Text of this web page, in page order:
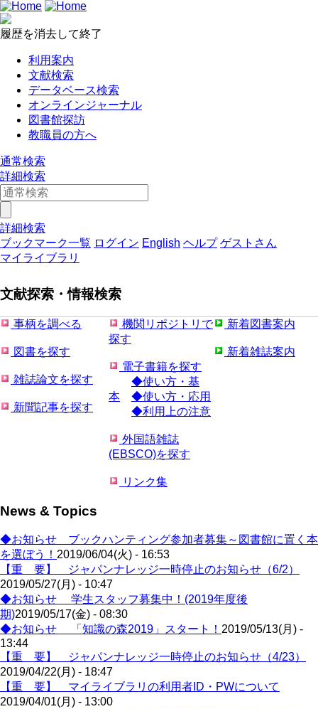
履歴を消去して終了
利用案内
文献検索
データベース検索
オンラインジャーナル
図書館探訪
教職員の方へ
通常検索
詳細検索
詳細検索
ブックマーク一覧 ログイン English ヘルプ ゲストさん
マイライブラリ
文献探索・情報検索
事柄を調べる
図書を探す
雑誌論文を探す
新聞記事を探す
機関リポジトリで
探す
電子書籍を探す
◆使い方・基
本
◆使い方・応用
◆利用上の注意
外国語雑誌
(EBSCO)を探す
リンク集
新着図書案内
新着雑誌案内
News & Topics
◆お知らせ ブックハンティング参加者募集～図書館に置く本
を選ぼう！ 2019/06/04(火) - 16:53
【重 要】 ジャパンナレッジ一時停止のお知らせ（6/2）
2019/05/27(月) - 10:47
◆お知らせ 学生スタッフ募集中！(2019年度後
期)2019/05/17(金) - 08:30
◆お知らせ 「知識の森2019」スタート！ 2019/05/13(月) -
13:44
【重 要】 ジャパンナレッジ一時停止のお知らせ（4/23）
2019/04/22(月) - 18:47
【重 要】 マイライブラリの利用者ID・PWについて
2019/04/01(月) - 13:00